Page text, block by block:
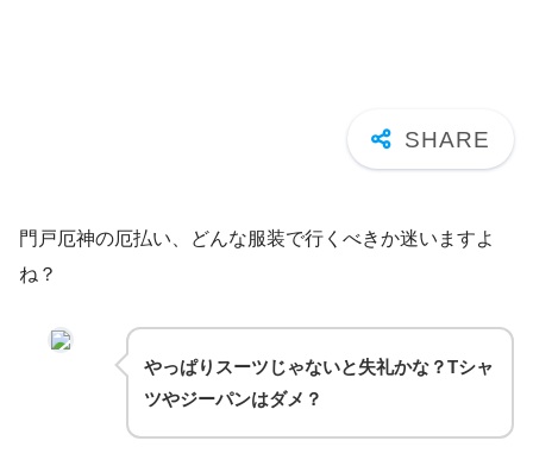
門戸厄神の厄払い、どんな服装で行くべきか迷いますよ
ね？
やっぱりスーツじゃないと失礼かな？Tシャ
ツやジーパンはダメ？